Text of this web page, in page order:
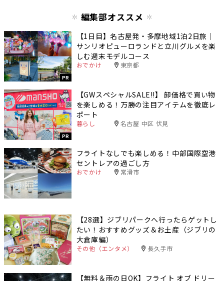
編集部オススメ
PR
【1日目】名古屋発・多摩地域1泊2日旅｜
サンリオピューロランドと立川グルメを楽
しむ週末モデルコース
おでかけ 東京都
PR
【GWスペシャルSALE‼︎】 卸価格で買い物
を楽しめる！万勝の注目アイテムを徹底レ
ポート
暮らし 名古屋 中区 伏見
フライトなしでも楽しめる！中部国際空港
セントレアの過ごし方
おでかけ 常滑市
【28選】ジブリパークへ行ったらゲットし
たい！おすすめグッズ＆お土産（ジブリの
大倉庫編）
その他（エンタメ） 長久手市
【無料＆雨の日OK】フライト オブ ドリー